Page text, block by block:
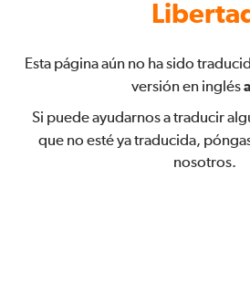
Esta página aún no ha sido
versión en inglés
Si puede ayudarnos a traducir
que no esté ya traducida,
nosotros.